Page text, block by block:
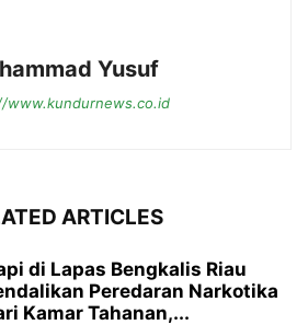
Yusuf
www.kundurnews.co.id
ARTICLES
di Lapas Bengkalis Riau
Peredaran Narkotika
Kamar Tahanan,...